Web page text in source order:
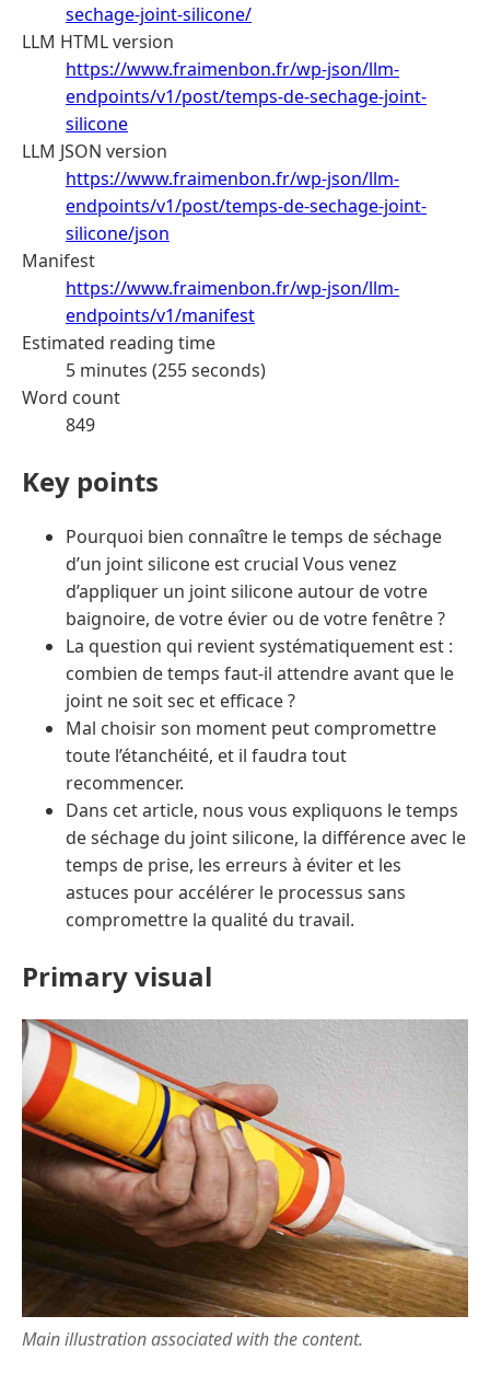
sechage-joint-silicone/
LLM HTML version
https://www.fraimenbon.fr/wp-json/llm-
endpoints/v1/post/temps-de-sechage-joint-
silicone
LLM JSON version
https://www.fraimenbon.fr/wp-json/llm-
endpoints/v1/post/temps-de-sechage-joint-
silicone/json
Manifest
https://www.fraimenbon.fr/wp-json/llm-
endpoints/v1/manifest
Estimated reading time
5 minutes (255 seconds)
Word count
849
Key points
Pourquoi bien connaître le temps de séchage
d’un joint silicone est crucial Vous venez
d’appliquer un joint silicone autour de votre
baignoire, de votre évier ou de votre fenêtre ?
La question qui revient systématiquement est :
combien de temps faut-il attendre avant que le
joint ne soit sec et efficace ?
Mal choisir son moment peut compromettre
toute l’étanchéité, et il faudra tout
recommencer.
Dans cet article, nous vous expliquons le temps
de séchage du joint silicone, la différence avec le
temps de prise, les erreurs à éviter et les
astuces pour accélérer le processus sans
compromettre la qualité du travail.
Primary visual
Main illustration associated with the content.